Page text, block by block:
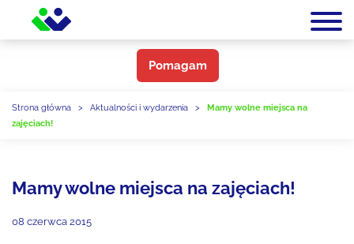
Pomagam
Strona główna > Aktualności i wydarzenia >
Mamy wolne miejsca na
zajęciach!
Mamy wolne miejsca na zajęciach!
08 czerwca 2015